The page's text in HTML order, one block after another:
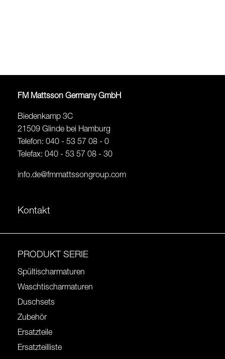
FM Mattsson Germany GmbH
Biedenkamp 3C
21509 Glinde bei Hamburg
Telefon: 040 - 53 57 08 - 0
Telefax: 040 - 53 57 08 - 30
info.de@fmmattssongroup.com
Kontakt
PRODUKT SERIE
Spültischarmaturen
Waschtischarmaturen
Duschsets
Zubehör
Ersatzteile
Ersatzteilliste